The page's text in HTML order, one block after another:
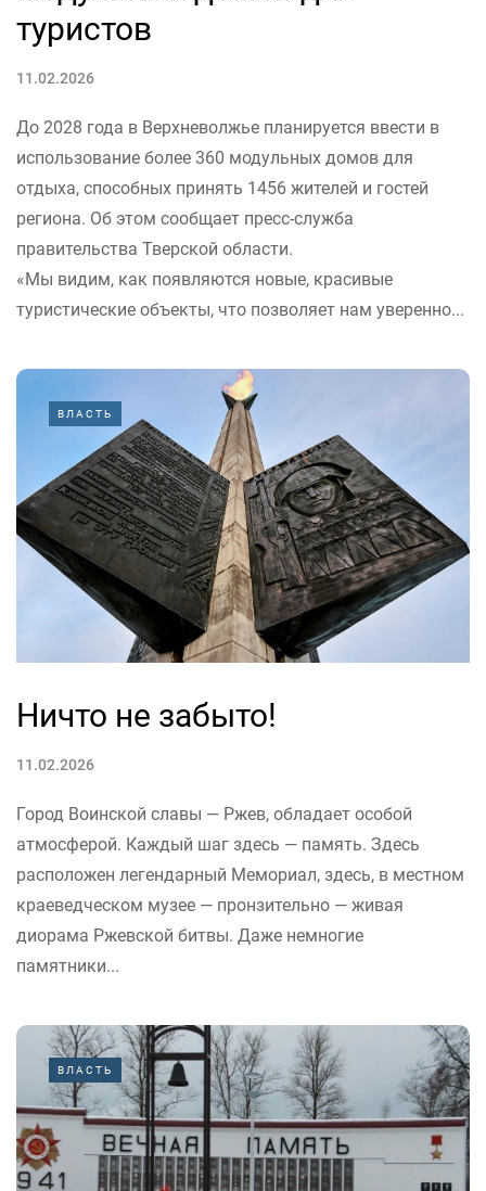
туристов
11.02.2026
До 2028 года в Верхневолжье планируется ввести в
использование более 360 модульных домов для
отдыха, способных принять 1456 жителей и гостей
региона. Об этом сообщает пресс-служба
правительства Тверской области.
«Мы видим, как появляются новые, красивые
туристические объекты, что позволяет нам уверенно...
ВЛАСТЬ
Ничто не забыто!
11.02.2026
Город Воинской славы — Ржев, обладает особой
атмосферой. Каждый шаг здесь — память. Здесь
расположен легендарный Мемориал, здесь, в местном
краеведческом музее — пронзительно — живая
диорама Ржевской битвы. Даже немногие
памятники...
ВЛАСТЬ